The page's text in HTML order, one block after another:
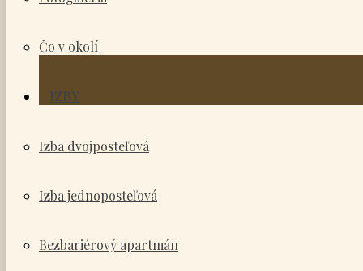
Čo v okolí
IZBY
Izba dvojposteľová
Izba jednoposteľová
Bezbariérový apartmán